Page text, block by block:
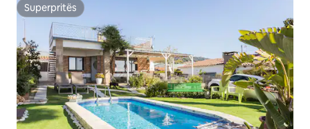
Superpritës
Superpritës